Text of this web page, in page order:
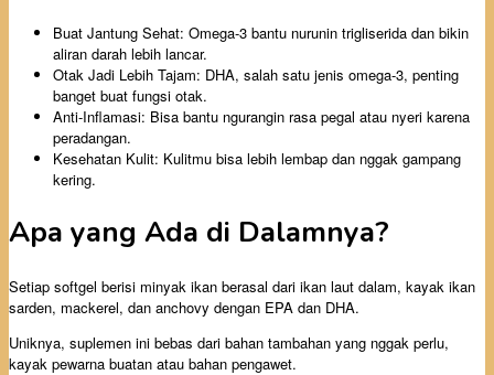
Buat Jantung Sehat: Omega-3 bantu nurunin trigliserida dan bikin
aliran darah lebih lancar.
Otak Jadi Lebih Tajam: DHA, salah satu jenis omega-3, penting
banget buat fungsi otak.
Anti-Inflamasi: Bisa bantu ngurangin rasa pegal atau nyeri karena
peradangan.
Kesehatan Kulit: Kulitmu bisa lebih lembap dan nggak gampang
kering.
Apa yang Ada di Dalamnya?
Setiap softgel berisi minyak ikan berasal dari ikan laut dalam, kayak ikan
sarden, mackerel, dan anchovy dengan EPA dan DHA.
Uniknya, suplemen ini bebas dari bahan tambahan yang nggak perlu,
kayak pewarna buatan atau bahan pengawet.